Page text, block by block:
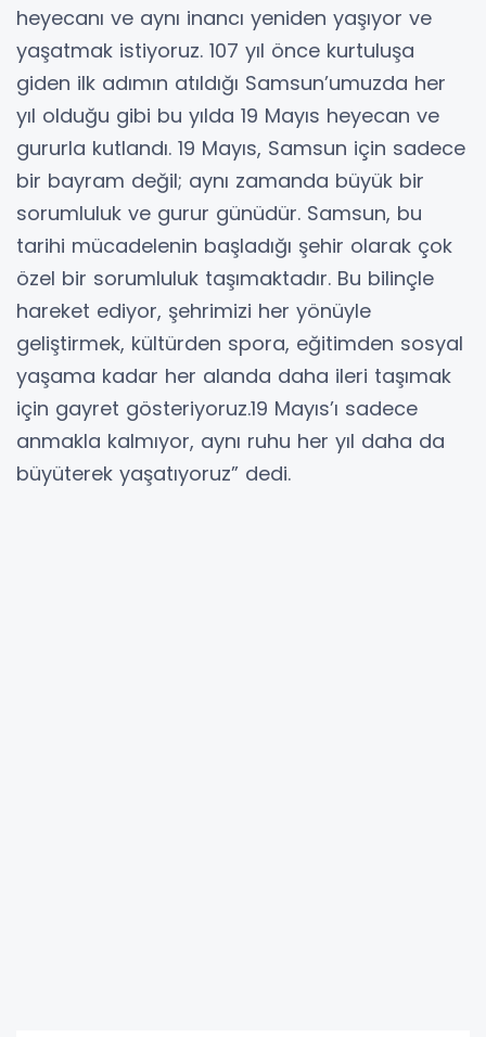
heyecanı ve aynı inancı yeniden yaşıyor ve
yaşatmak istiyoruz. 107 yıl önce kurtuluşa
giden ilk adımın atıldığı Samsun’umuzda her
yıl olduğu gibi bu yılda 19 Mayıs heyecan ve
gururla kutlandı. 19 Mayıs, Samsun için sadece
bir bayram değil; aynı zamanda büyük bir
sorumluluk ve gurur günüdür. Samsun, bu
tarihi mücadelenin başladığı şehir olarak çok
özel bir sorumluluk taşımaktadır. Bu bilinçle
hareket ediyor, şehrimizi her yönüyle
geliştirmek, kültürden spora, eğitimden sosyal
yaşama kadar her alanda daha ileri taşımak
için gayret gösteriyoruz.19 Mayıs’ı sadece
anmakla kalmıyor, aynı ruhu her yıl daha da
büyüterek yaşatıyoruz” dedi.